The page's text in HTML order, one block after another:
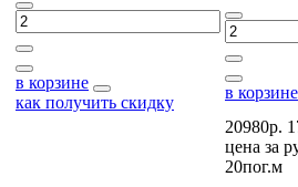
в корзине
как получить скидку
в корзине
20980р.
цена за
20пог.м